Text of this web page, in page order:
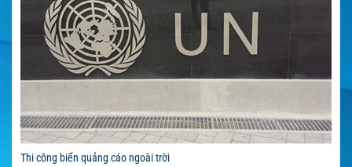
Thi công biển quảng cáo ngoài trời